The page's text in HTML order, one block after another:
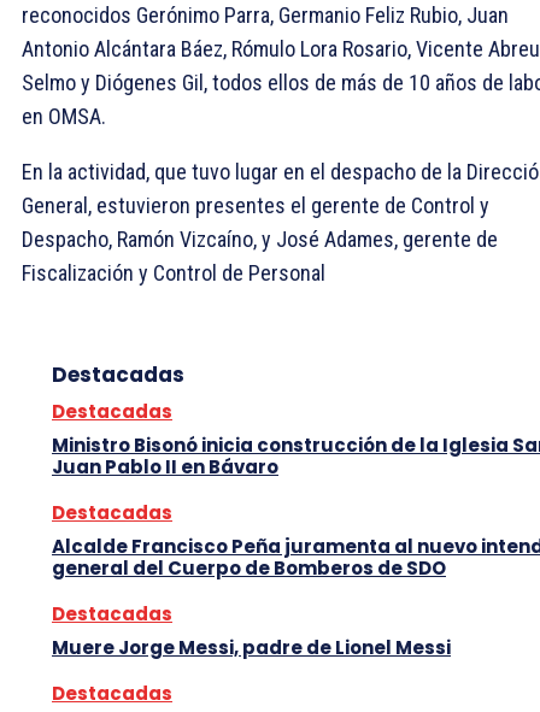
reconocidos Gerónimo Parra, Germanio Feliz Rubio, Juan
Antonio Alcántara Báez, Rómulo Lora Rosario, Vicente Abreu
Selmo y Diógenes Gil, todos ellos de más de 10 años de
en OMSA.
En la actividad, que tuvo lugar en el despacho de la
General, estuvieron presentes el gerente de Control y
Despacho, Ramón Vizcaíno, y José Adames, gerente de
Fiscalización y Control de Personal
Destacadas
Destacadas
Ministro Bisonó inicia construcción de la Iglesia
Juan Pablo II en Bávaro
Destacadas
Alcalde Francisco Peña juramenta al nuevo
general del Cuerpo de Bomberos de SDO
Destacadas
Muere Jorge Messi, padre de Lionel Messi
Destacadas